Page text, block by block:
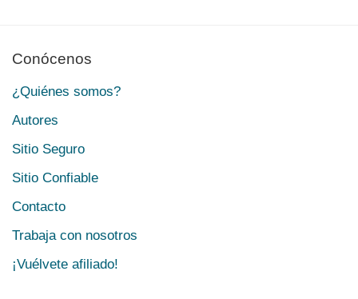
Conócenos
¿Quiénes somos?
Autores
Sitio Seguro
Sitio Confiable
Contacto
Trabaja con nosotros
¡Vuélvete afiliado!